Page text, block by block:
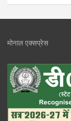
मोनाल एक्सप्रेस